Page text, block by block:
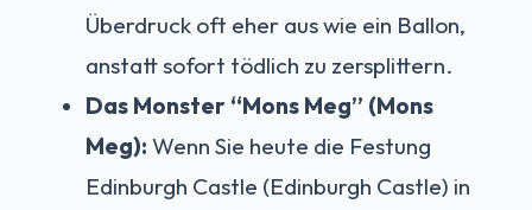
Überdruck oft eher aus wie ein Ballon,
anstatt sofort tödlich zu zersplittern.
Das Monster “Mons Meg” (Mons
Meg): Wenn Sie heute die Festung
Edinburgh Castle (Edinburgh Castle) in